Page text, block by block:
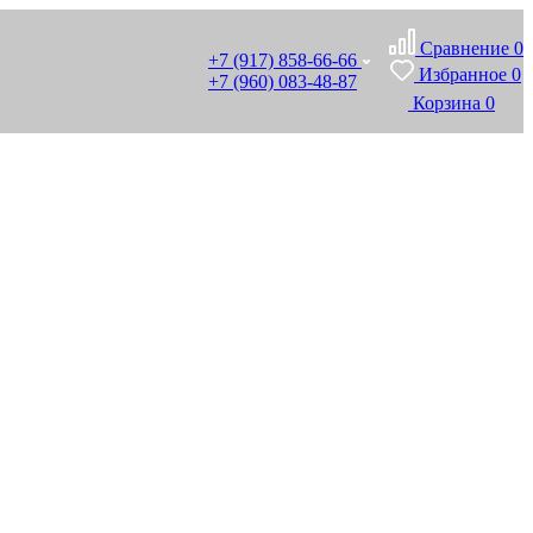
+7 (917) 858-66-66
+7 (960) 083-48-87
Сравнение 0
Избранное 0
Корзина 0